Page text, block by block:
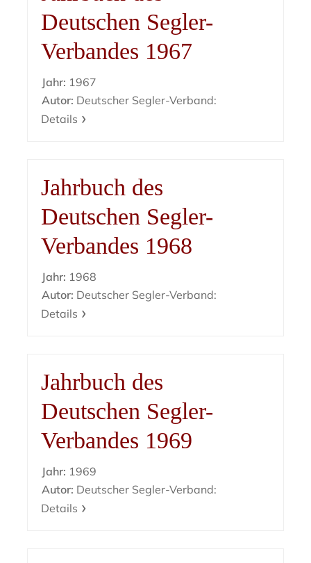
Deutschen Segler-
Verbandes 1967
Jahr: 1967
Autor: Deutscher Segler-Verband:
Details
Jahrbuch des
Deutschen Segler-
Verbandes 1968
Jahr: 1968
Autor: Deutscher Segler-Verband:
Details
Jahrbuch des
Deutschen Segler-
Verbandes 1969
Jahr: 1969
Autor: Deutscher Segler-Verband:
Details